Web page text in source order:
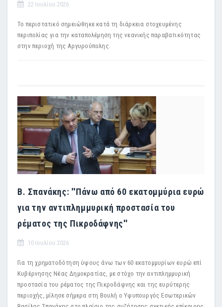
22 Ιουλίου 2026
Το περιστατικό σημειώθηκε κατά τη διάρκεια στοχευμένης
περιπολίας για την καταπολέμηση της νεανικής παραβατικότητας
στην περιοχή της Αργυρούπολης.
Β. Σπανάκης: ''Πάνω από 60 εκατομμύρια ευρώ
για την αντιπλημμυρική προστασία του
ρέματος της Πικροδάφνης''
10 Ιουλίου 2026
Για τη χρηματοδότηση ύψους άνω των 60 εκατομμυρίων ευρώ επί
Κυβέρνησης Νέας Δημοκρατίας, με στόχο την αντιπλημμυρική
προστασία του ρέματος της Πικροδάφνης και της ευρύτερης
περιοχής, μίλησε σήμερα στη Βουλή ο Υφυπουργός Εσωτερικών